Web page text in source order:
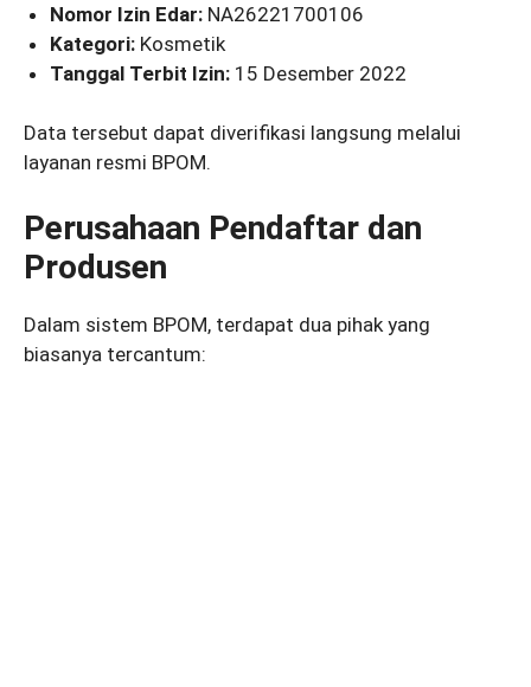
Nomor Izin Edar: NA26221700106
Kategori: Kosmetik
Tanggal Terbit Izin: 15 Desember 2022
Data tersebut dapat diverifikasi langsung melalui
layanan resmi BPOM.
Perusahaan Pendaftar dan
Produsen
Dalam sistem BPOM, terdapat dua pihak yang
biasanya tercantum: